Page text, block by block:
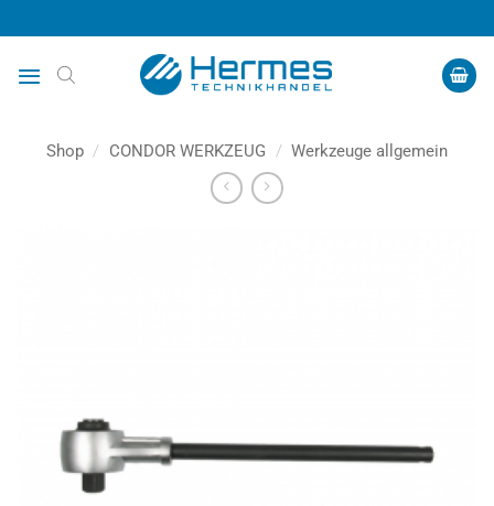
Inhalt
springen
Shop / CONDOR WERKZEUG / Werkzeuge allgemein